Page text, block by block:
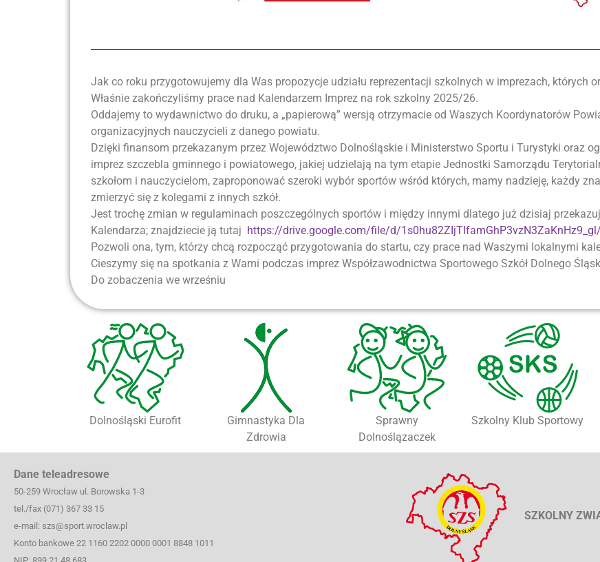
Jak co roku przygotowujemy dla Was propozycje udziału reprezentacji szkolnych w imprezach, których
Właśnie zakończyliśmy prace nad Kalendarzem Imprez na rok szkolny 2025/26.
Oddajemy to wydawnictwo do druku, a „papierową” wersją otrzymacie od Waszych Koordynatorów
organizacyjnych nauczycieli z danego powiatu.
Dzięki finansom przekazanym przez Województwo Dolnośląskie i Ministerstwo Sportu i Turystyki oraz
imprez szczebla gminnego i powiatowego, jakiej udzielają na tym etapie Jednostki Samorządu
szkołom i nauczycielom, zaproponować szeroki wybór sportów wśród których, mamy nadzieję, każdy
zmierzyć się z kolegami z innych szkół.
Jest trochę zmian w regulaminach poszczególnych sportów i między innymi dlatego już dzisiaj
Kalendarza; znajdziecie ją tutaj https://drive.google.com/file/d/
Pozwoli ona, tym, którzy chcą rozpocząć przygotowania do startu, czy prace nad Waszymi lokalnymi
Cieszymy się na spotkania z Wami podczas imprez Współzawodnictwa Sportowego Szkół Dolnego
Do zobaczenia we wrześniu
Dolnośląski Eurofit
Gimnastyka Dla
Zdrowia
Sprawny
Dolnoślązaczek
Szkolny Klub Sportowy
Dane teleadresowe
50-259 Wrocław ul. Borowska 1-3
tel./fax (071) 367 33 15
e-mail: szs@sport.wroclaw.pl
Konto bankowe 22 1160 2202 0000 0001 8848 1011
SZKOLNY